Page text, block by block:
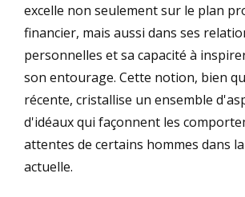
excelle non seulement sur le plan
financier, mais aussi dans ses
personnelles et sa capacité à
son entourage. Cette notion, bien
récente, cristallise un ensemble
d'idéaux qui façonnent les
attentes de certains hommes dans
actuelle.